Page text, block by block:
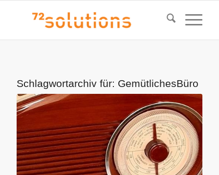
Schlagwortarchiv für: GemütlichesBüro